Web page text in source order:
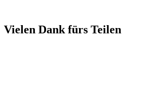
Vielen Dank fürs Teilen